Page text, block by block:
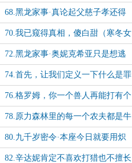
之魂，快来收货！
68.黑龙家事·真论起父慈子孝还得
看普瑞斯托家族
70.我已窥得真相，傻白甜（寒冬女
王：？）才是永恒者里最恶毒的那
个！
72.黑龙家事·奥妮克希亚只是想逃
离糟透了的原生家庭，她有什么错？
74.首先，让我们定义一下什么是罪
孽（滑稽）
76.格罗姆，你一个兽人再能打有个
屁用！在艾泽拉斯混是要讲背景的
78.原力森林里的每一个农夫都是牛
头人，满心渴望牛走其他人的种子
80.九千岁密令·本座今日就要用炽
蓝仙野的剑，斩你玛卓克萨斯的官！
82.辛达妮肯定不喜欢打猎也不擅长